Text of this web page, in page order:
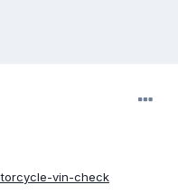
vin-check